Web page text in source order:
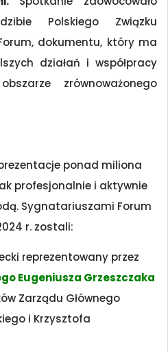
Polskiego Związku
dokumentu, który ma
działań i współpracy
zrównoważonego
ponad miliona
profesjonalnie i aktywnie
Sygnatariuszami Forum
r. zostali:
reprezentowany przez
Eugeniusza Grzeszczaka
Zarządu Głównego
i Krzysztofa